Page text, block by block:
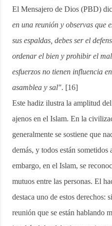
El Mensajero de Dios (PBD)
en una reunión y observas que
sus espaldas, debes ser el
ordenar el bien y prohibir el
esfuerzos no tienen influencia
asamblea y sal". [16]
Este hadiz ilustra la amplitud
ajenos en el Islam. En la
generalmente se sostiene que
demás, y todos están
embargo, en el Islam, se
mutuos entre las personas. El
destaca uno de estos derechos:
reunión que se están hablando